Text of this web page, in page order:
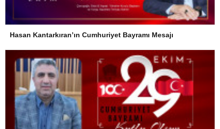
Hasan Kantarkıran’ın Cumhuriyet Bayramı Mesajı